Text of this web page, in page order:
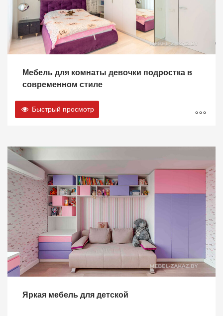
Мебель для комнаты девочки подростка в
современном стиле
Быстрый просмотр
Яркая мебель для детской